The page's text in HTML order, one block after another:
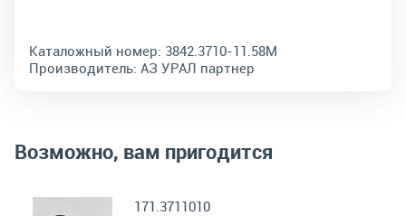
Каталожный номер: 3842.3710-11.58М
Производитель: АЗ УРАЛ партнер
Возможно, вам пригодится
171.3711010